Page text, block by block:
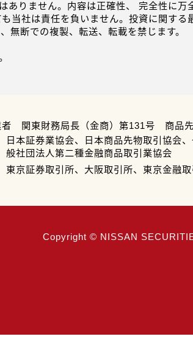
ありません。内容は正確性、 完全性に万
当社は責任を負いません。投資に関する
無断での複製、転送、転載を禁じます。
者 関東財務局長（金商）第131号 商品
日本証券業協会、日本商品先物取引協会
般社団法人第二種金融商品取引業協会
東京証券取引所、大阪取引所、東京金融
Copyright © NISSAN